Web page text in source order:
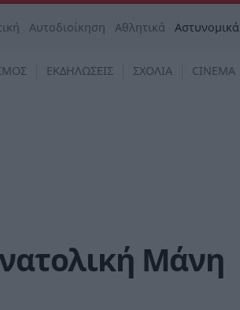
Αυτοδιοίκηση Αθλητικά Αστυνομικά
ΕΚΔΗΛΩΣΕΙΣ ΣΧΟΛΙΑ CINEMA
Μάνη